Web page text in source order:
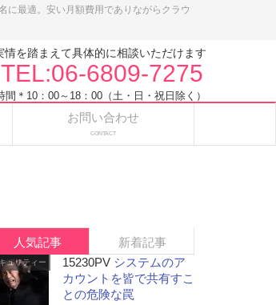
に最適。安い月額費用でありながらクラウ
を踏まえて具体的に相談いただけます
TEL:06-6809-7275
間＊10：00～18：00（土・日・祝日除く）
お問い合わせ
CONTACT
人気記事 新着記事
ュリティー 15230PV システムのア
カウントを皆で共有すこ
との危険な罠